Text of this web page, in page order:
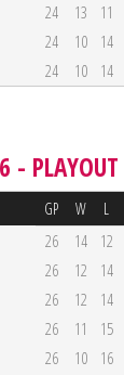
24 13 11
24 10 14
24 10 14
- PLAYOUT
GP W L
26 14 12
26 12 14
26 12 14
26 11 15
26 10 16